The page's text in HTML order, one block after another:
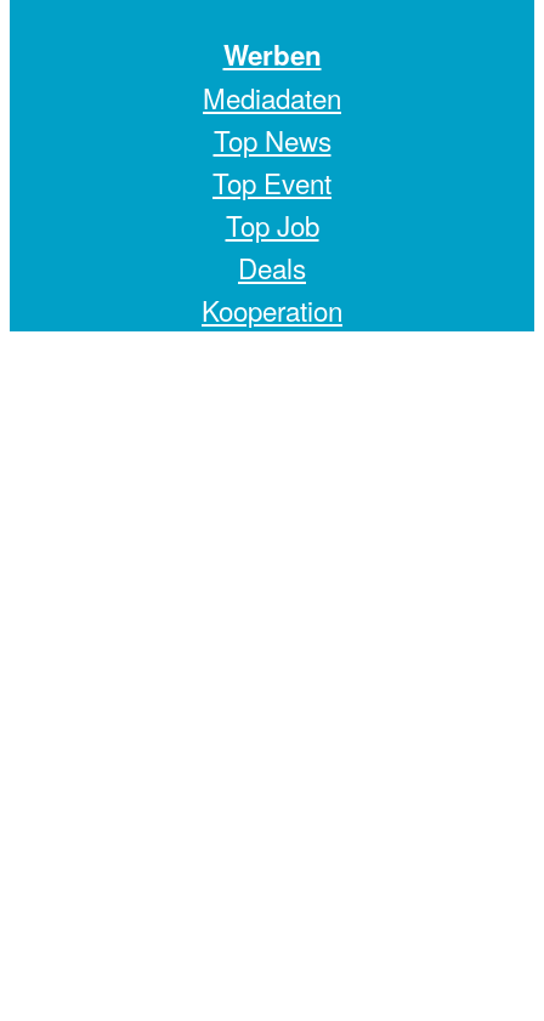
Werben
Mediadaten
Top News
Top Event
Top Job
Deals
Kooperation